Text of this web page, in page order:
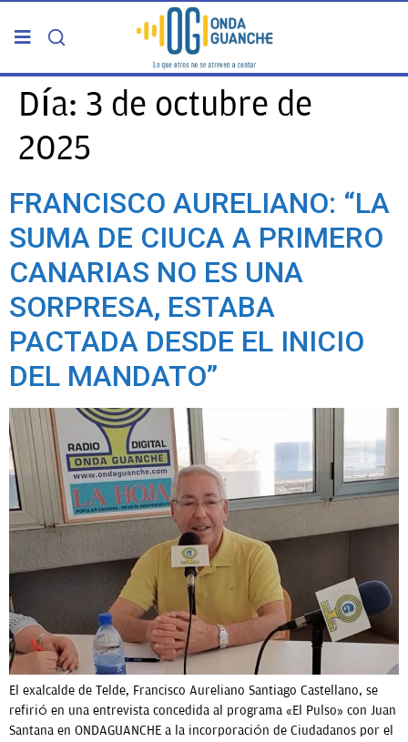
PORTADA
TELDE
GRAN CANARIA
CANARIAS
5ª COLUMNA
CARTAS DEL DIRECTOR
ENTREVISTAS
OPINIÓN
PROGRAMAS
Día: 3 de octubre de
2025
FRANCISCO AURELIANO: “LA
SUMA DE CIUCA A PRIMERO
CANARIAS NO ES UNA
SORPRESA, ESTABA
PACTADA DESDE EL INICIO
DEL MANDATO”
El exalcalde de Telde, Francisco Aureliano Santiago Castellano, se
refirió en una entrevista concedida al programa «El Pulso» con Juan
Santana en ONDAGUANCHE a la incorporación de Ciudadanos por el